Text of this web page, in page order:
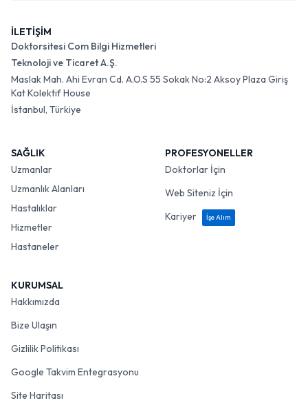
İLETİŞİM
Doktorsitesi Com Bilgi Hizmetleri
Teknoloji ve Ticaret A.Ş.
Maslak Mah. Ahi Evran Cd. A.O.S 55 Sokak No:2 Aksoy Plaza Giriş
Kat Kolektif House
İstanbul, Türkiye
SAĞLIK
Uzmanlar
Uzmanlık Alanları
Hastalıklar
Hizmetler
Hastaneler
PROFESYONELLER
Doktorlar İçin
Web Siteniz İçin
Kariyer
İşe Alım
KURUMSAL
Hakkımızda
Bize Ulaşın
Gizlilik Politikası
Google Takvim Entegrasyonu
Site Haritası